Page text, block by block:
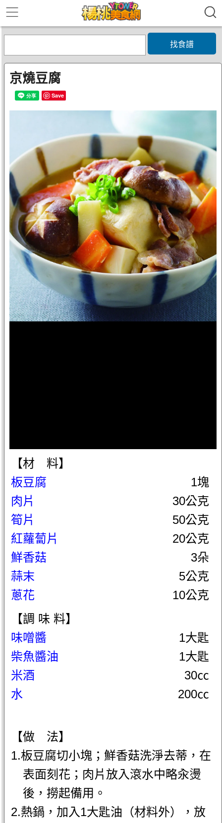
找食譜
京燒豆腐
Save
【材 料】
板豆腐
1塊
肉片
30公克
筍片
50公克
紅蘿蔔片
20公克
鮮香菇
3朵
蒜末
5公克
蔥花
10公克
【調 味 料】
味噌醬
1大匙
柴魚醬油
1大匙
米酒
30㏄
水
200㏄
【做 法】
1.板豆腐切小塊；鮮香菇洗淨去蒂，在
表面刻花；肉片放入滾水中略汆燙
後，撈起備用。
2.熱鍋，加入1大匙油（材料外），放